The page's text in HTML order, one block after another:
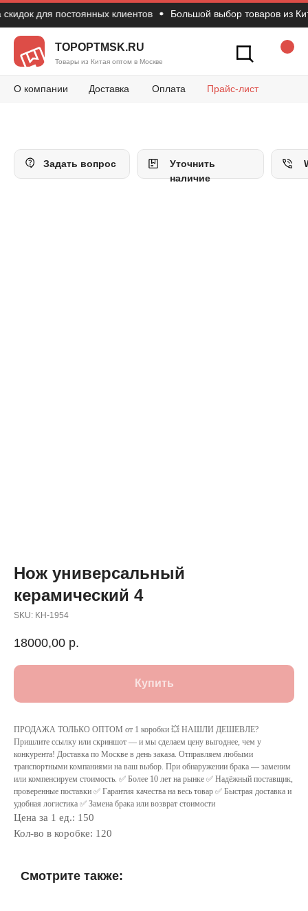
для постоянных клиентов Большой выбор товаров из
TOPOPTMSK.RU
Товары из Китая оптом в Москве
О компании Доставка Оплата
Как сделать
Прайс-лист
Уточнить
наличие
Задать вопрос
Нож универсальный
керамический 4
SKU: KH-1954
18000,00 р.
Купить
ПРОДАЖА ТОЛЬКО ОПТОМ от 1 коробки 💥 НАШЛИ ДЕШЕВЛЕ?
Пришлите ссылку или скриншот — и мы сделаем цену выгоднее, чем у
конкурента! Доставка по Москве в день заказа. Отправляем любыми
транспортными компаниями на ваш выбор. При обнаружении брака — заменим
или компенсируем стоимость. ✅ Более 10 лет на рынке ✅ Надёжный поставщик,
проверенные поставки ✅ Гарантия качества на весь товар ✅ Быстрая доставка и
удобная логистика ✅ Замена брака или возврат стоимости
Цена за 1 ед.: 150
Кол-во в коробке: 120
Смотрите также: